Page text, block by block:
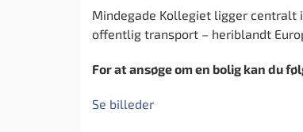
Mindegade Kollegiet ligger centralt
offentlig transport – heriblandt
For at ansøge om en bolig kan du
Se billeder